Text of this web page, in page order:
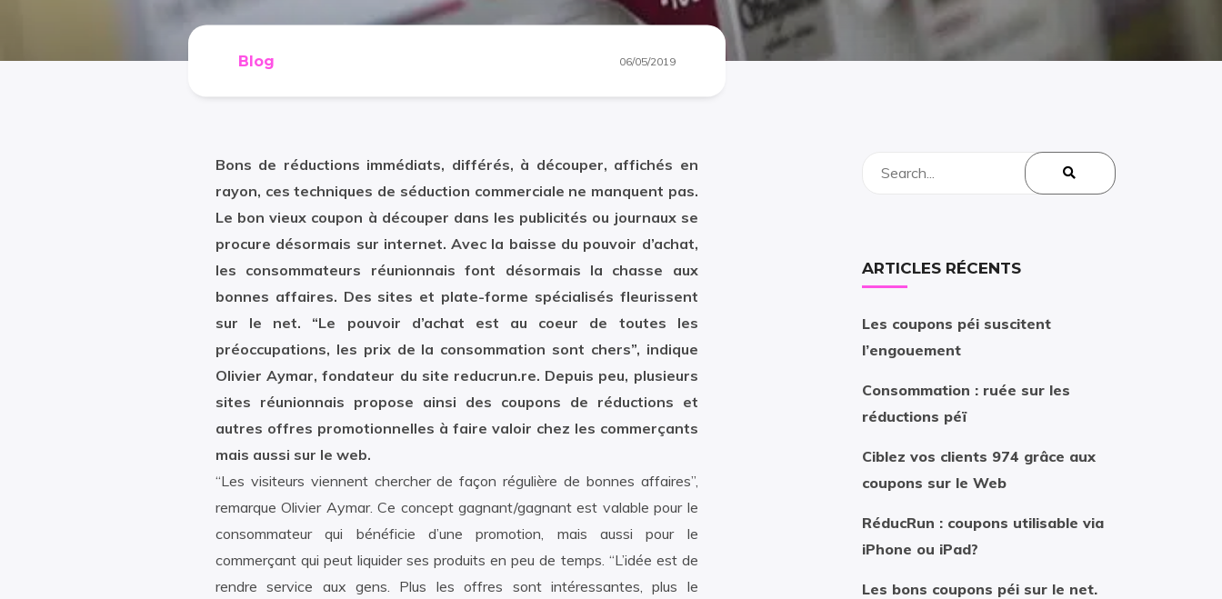
Blog 06/05/2019
Bons de réductions immédiats, différés, à découper, affichés en
rayon, ces techniques de séduction commerciale ne manquent pas.
Le bon vieux coupon à découper dans les publicités ou journaux se
procure désormais sur internet. Avec la baisse du pouvoir d’achat,
les consommateurs réunionnais font désormais la chasse aux
bonnes affaires. Des sites et plate-forme spécialisés fleurissent
sur le net. “Le pouvoir d’achat est au coeur de toutes les
préoccupations, les prix de la consommation sont chers”, indique
Olivier Aymar, fondateur du site reducrun.re. Depuis peu, plusieurs
sites réunionnais propose ainsi des coupons de réductions et
autres offres promotionnelles à faire valoir chez les commerçants
mais aussi sur le web.
“Les visiteurs viennent chercher de façon régulière de bonnes affaires”,
remarque Olivier Aymar. Ce concept gagnant/gagnant est valable pour le
consommateur qui bénéficie d’une promotion, mais aussi pour le
commerçant qui peut liquider ses produits en peu de temps. “L’idée est de
rendre service aux gens. Plus les offres sont intéressantes, plus le
ARTICLES RÉCENTS
Les coupons péi suscitent
l’engouement
Consommation : ruée sur les
réductions péï
Ciblez vos clients 974 grâce aux
coupons sur le Web
RéducRun : coupons utilisable via
iPhone ou iPad?
Les bons coupons péi sur le net.